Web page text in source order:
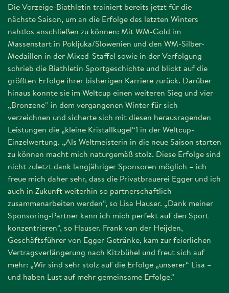
Die Vorzeige-Biathletin trainiert bereits jetzt für die
nächste Saison, um an die Erfolge des letzten Winters
nahtlos anschließen zu können: Mit WM-Gold im
Massenstart in Pokljuka/Slowenien und den WM-Silber-
Medaillen in der Mixed-Staffel sowie in der Verfolgung
schrieb die Biathletin Sportgeschichte und blickt auf die
größten Erfolge ihrer bisherigen Karriere zurück. Darüber
hinaus konnte sie im Weltcup einen weiteren Sieg und vier
„Bronzene“ in dem vergangenen Winter für sich
verzeichnen und sicherte sich mit diesen herausragenden
Leistungen die „kleine Kristallkugel“1 in der Weltcup-
Einzelwertung. „Als Weltmeisterin in die neue Saison starten
zu können macht mich naturgemäß stolz. Diese Erfolge sind
nicht zuletzt dank langjähriger Sponsoren möglich – ich
freue mich daher sehr, dass die Privatbrauerei Egger und ich
auch in Zukunft weiterhin so partnerschaftlich
zusammenarbeiten werden“, so Lisa Hauser. „Dank meiner
Sponsoring-Partner kann ich mich perfekt auf den Sport
konzentrieren“, so Hauser. Frank van der Heijden,
Geschäftsführer von Egger Getränke, kam zur feierlichen
Vertragsverlängerung nach Kitzbühel und freut sich auf
mehr: „Wir sind sehr stolz auf die Erfolge „unserer“ Lisa –
und haben Lust auf mehr gemeinsame Erfolge.“